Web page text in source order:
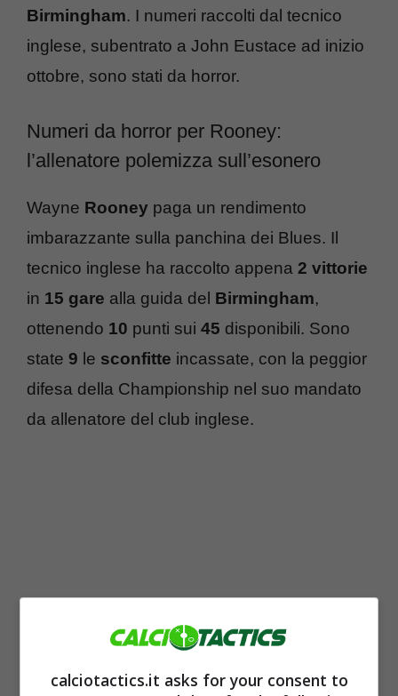
Birmingham. I numeri raccolti dal tecnico
inglese, subentrato a John Eustace ad inizio
ottobre, sono stati da horror.
Numeri da horror per Rooney:
l’allenatore polemizza sull’esonero
Wayne Rooney paga un rendimento
imbarazzante sulla panchina dei Blues. Il
tecnico inglese ha raccolto appena 2 vittorie
in 15 gare alla guida del Birmingham,
ottenendo 10 punti sui 45 disponibili. Sono
state 9 le sconfitte incassate, con la peggior
difesa della Championship nel suo mandato
da allenatore del club inglese.
calciotactics.it asks for your consent to